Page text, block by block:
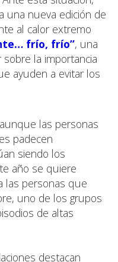
una nueva edición de
al calor extremo
frío, frío”, una
sobre la importancia
ayuden a evitar los
las personas
padecen
siendo los
año se quiere
las personas que
uno de los grupos
de altas
destacan